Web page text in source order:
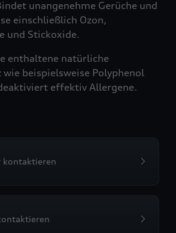
unangenehme Gerüche und
einschließlich Ozon,
und Stickoxide.
enthaltene natürliche
beispielsweise Polyphenol
effektiv Allergene.
kontaktieren